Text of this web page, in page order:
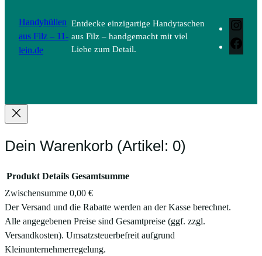
Handyhüllen
aus Filz – 11-
lein.de
Entdecke einzigartige Handytaschen
aus Filz – handgemacht mit viel
Liebe zum Detail.
Dein Warenkorb (Artikel: 0)
Produkte
im
Warenkorb
Produkt Details Gesamtsumme
Zwischensumme 0,00 €
Der Versand und die Rabatte werden an der Kasse berechnet.
Alle angegebenen Preise sind Gesamtpreise (ggf. zzgl.
Versandkosten). Umsatzsteuerbefreit aufgrund
Kleinunternehmerregelung.